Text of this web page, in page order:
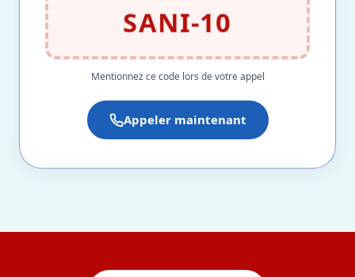
SANI-10
Mentionnez ce code lors de votre appel
Appeler maintenant